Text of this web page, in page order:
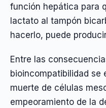
función hepática para
lactato al tampón
hacerlo, puede
Entre las
bioincompatibilidad se
muerte de células
empeoramiento de la